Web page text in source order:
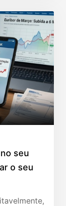
seu
o seu